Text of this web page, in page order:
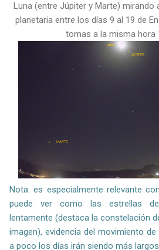
Luna (entre Júpiter y Marte) mirando
planetaria entre los días 9 al 19 de
tomas a la misma hora
Nota: es especialmente relevante
puede ver como las estrellas
lentamente (destaca la constelación
imagen), evidencia del movimiento
a poco los días irán siendo más